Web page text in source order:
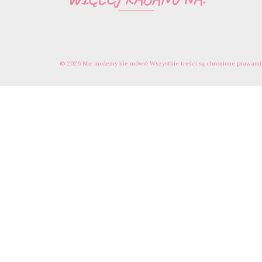
© 2026 Nie możemy nie mówić Wszystkie treści są chronione